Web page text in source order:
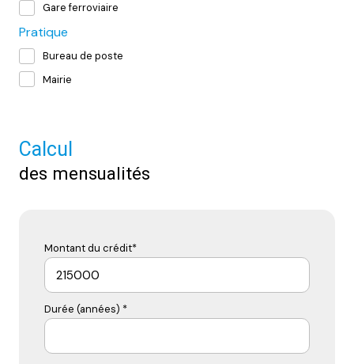
Gare ferroviaire
Pratique
Bureau de poste
Mairie
Calcul
des mensualités
Montant du crédit*
Durée (années) *